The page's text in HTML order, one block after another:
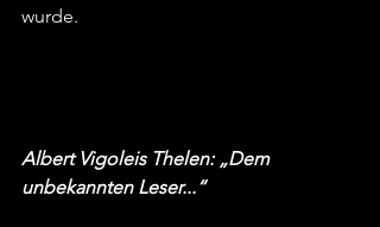
wurde.
Albert Vigoleis Thelen: „Dem
unbekannten Leser...“